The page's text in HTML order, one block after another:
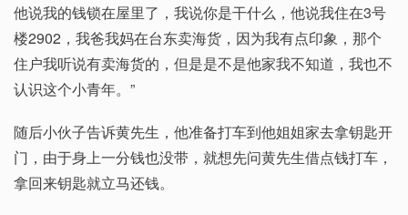
他说我的钱锁在屋里了，我说你是干什么，他说我住在3号
楼2902，我爸我妈在台东卖海货，因为我有点印象，那个
住户我听说有卖海货的，但是是不是他家我不知道，我也不
认识这个小青年。”
随后小伙子告诉黄先生，他准备打车到他姐姐家去拿钥匙开
门，由于身上一分钱也没带，就想先问黄先生借点钱打车，
拿回来钥匙就立马还钱。